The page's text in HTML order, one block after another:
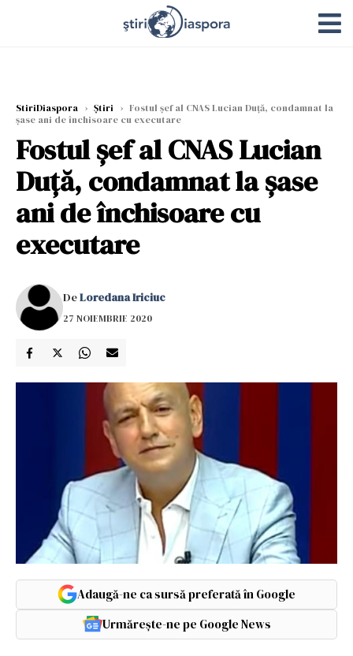
StiriDiaspora › Știri › Fostul șef al CNAS Lucian Duță, condamnat la
șase ani de închisoare cu executare
Fostul șef al CNAS Lucian
Duță, condamnat la șase
ani de închisoare cu
executare
DeLoredana Iriciuc
27 NOIEMBRIE 2020
Adaugă-ne ca sursă preferată în Google
Urmărește-ne pe Google News